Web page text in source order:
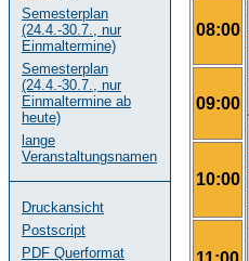
Semesterplan
(24.4.-30.7., nur
Einmaltermine)
Semesterplan
(24.4.-30.7., nur
Einmaltermine ab
heute)
lange
Veranstaltungsnamen
Druckansicht
Postscript
PDF Querformat
08:00
09:00
10:00